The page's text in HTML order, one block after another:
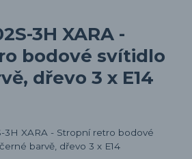
3H XARA -
bodové svítidlo
dřevo 3 x E14